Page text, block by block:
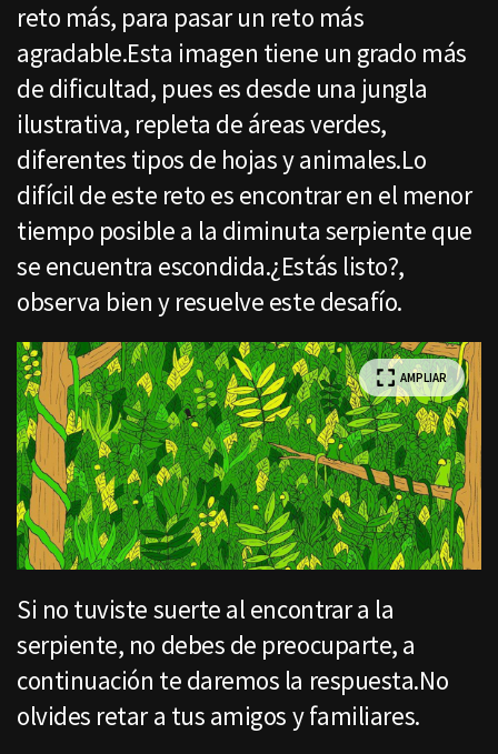
reto más, para pasar un reto más
agradable.Esta imagen tiene un grado más
de dificultad, pues es desde una jungla
ilustrativa, repleta de áreas verdes,
diferentes tipos de hojas y animales.Lo
difícil de este reto es encontrar en el menor
tiempo posible a la diminuta serpiente que
se encuentra escondida.¿Estás listo?,
observa bien y resuelve este desafío.
AMPLIAR
Si no tuviste suerte al encontrar a la
serpiente, no debes de preocuparte, a
continuación te daremos la respuesta.No
olvides retar a tus amigos y familiares.